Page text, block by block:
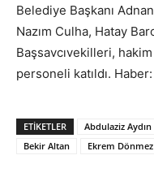
Belediye Başkanı
Nazım Culha, Hatay
Başsavcıvekilleri,
personeli katıldı.
ETIKETLER Abdulaziz Aydın
Bekir Altan
Ekrem Dönmez